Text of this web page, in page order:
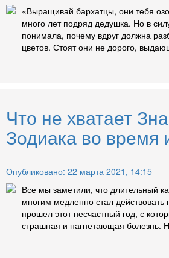
«Выращивай бархатцы, они тебя
много лет подряд дедушка. Но в
понимала, почему вдруг должна
цветов. Стоят они не дорого,
Что не хватает
Зодиака во время
Опубликовано: 22 марта 2021, 14:15
Все мы заметили, что длительный
многим медленно стал
прошел этот несчастный год, с
страшная и нагнетающая болезнь.